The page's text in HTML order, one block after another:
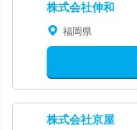
株式会社伸和
福岡県
株式会社京屋